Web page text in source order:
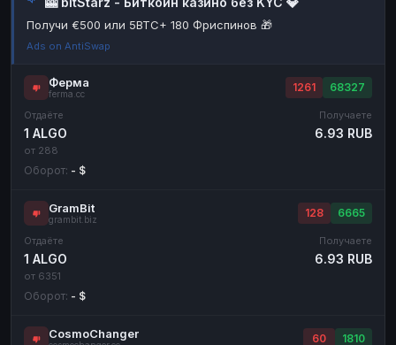
Наличные RUB
Наличные
Наличные
Наличные
KZT
Получи €500 или 5BTC+ 180 Фриспинов 🎁
Ads on AntiSwap
Ферма
ferma.cc
1261 68327
Отдаёте
1 ALGO
от 288
Получаете
6.93 RUB
Оборот: - $
GramBit
grambit.biz
128 6665
Отдаёте
1 ALGO
от 6351
Получаете
6.93 RUB
Оборот: - $
CosmoChanger 60 1810